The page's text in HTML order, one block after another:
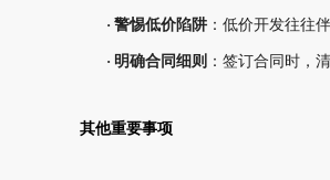
· 警惕低价陷阱 ：低价开发往往
· 明确合同细则 ：签订合同时，
其他重要事项